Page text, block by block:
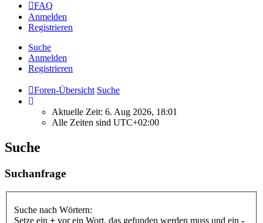
FAQ
Anmelden
Registrieren
Suche
Anmelden
Registrieren
Foren-Übersicht Suche
Aktuelle Zeit: 6. Aug 2026, 18:01
Alle Zeiten sind UTC+02:00
Suche
Suchanfrage
Suche nach Wörtern:
Setze ein + vor ein Wort, das gefunden werden muss und ein -